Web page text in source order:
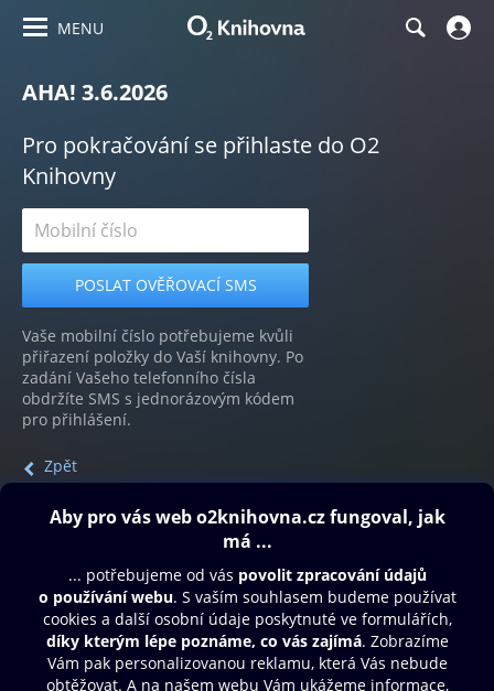
MENU
AHA! 3.6.2026
Pro pokračování se přihlaste do O2
Knihovny
Vaše mobilní číslo potřebujeme kvůli
přiřazení položky do Vaší knihovny. Po
zadání Vašeho telefonního čísla
obdržíte SMS s jednorázovým kódem
pro přihlášení.
Zpět
Obsah ke stažení
Moje O2 Knihovna
Další zábava